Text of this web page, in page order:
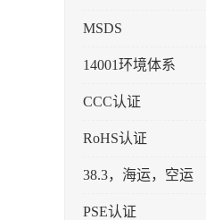
MSDS
14001环境体系
CCC认证
RoHS认证
38.3，海运，空运
PSE认证